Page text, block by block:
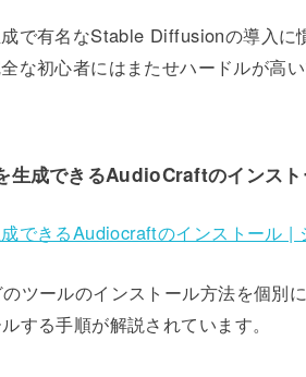
で有名なStable Diffusionの導入に
な初心者にはまたせハードルが高
生成できるAudioCraftのインス
できるAudiocraftのインストール |
ツールのインストール方法を個別
する手順が解説されています。